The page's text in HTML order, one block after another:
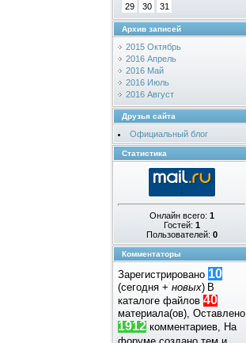
29
30 31
Архив записей
2015 Октябрь
2016 Апрель
2016 Май
2016 Июль
2016 Август
Друзья сайта
Официальный блог
Статистика
Онлайн всего: 1
Гостей: 1
Пользователей: 0
Комментаторы
Зарегистрировано 10
(сегодня + новых) В
каталоге файлов 40
материала(ов), Оставлено
1912 комментариев, На